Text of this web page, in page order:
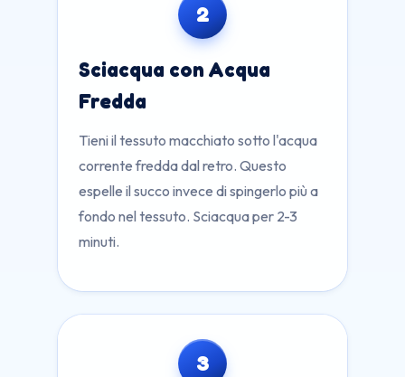
2
Sciacqua con Acqua
Fredda
Tieni il tessuto macchiato sotto l'acqua
corrente fredda dal retro. Questo
espelle il succo invece di spingerlo più a
fondo nel tessuto. Sciacqua per 2-3
minuti.
3